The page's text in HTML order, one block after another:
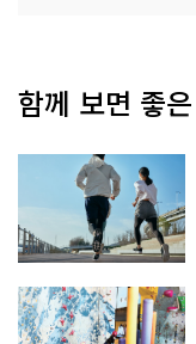
함께 보면 좋